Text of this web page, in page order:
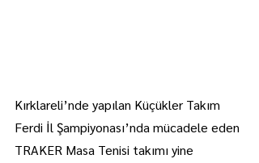
Kırklareli’nde yapılan Küçükler Takım
Ferdi İl Şampiyonası’nda mücadele eden
TRAKER Masa Tenisi takımı yine